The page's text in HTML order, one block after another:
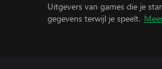
Uitgevers van games die je
gegevens terwijl je speelt.